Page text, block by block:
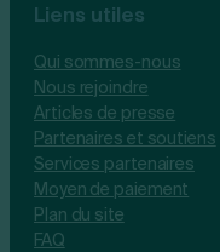
Liens utiles
Qui sommes-nous
Nous rejoindre
Articles de presse
Partenaires et soutiens
Services partenaires
Moyen de paiement
Plan du site
FAQ